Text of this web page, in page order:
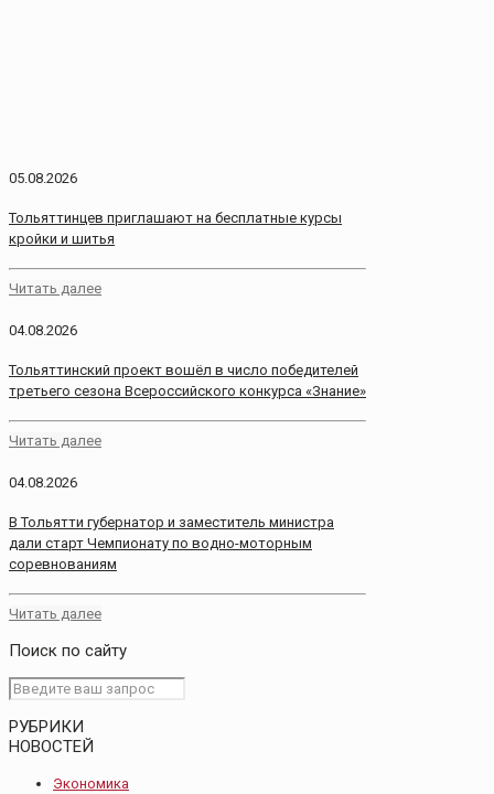
05.08.2026
Тольяттинцев приглашают на бесплатные курсы
кройки и шитья
Читать далее
04.08.2026
Тольяттинский проект вошёл в число победителей
третьего сезона Всероссийского конкурса «Знание»
Читать далее
04.08.2026
В Тольятти губернатор и заместитель министра
дали старт Чемпионату по водно-моторным
соревнованиям
Читать далее
Поиск по сайту
РУБРИКИ
НОВОСТЕЙ
Экономика